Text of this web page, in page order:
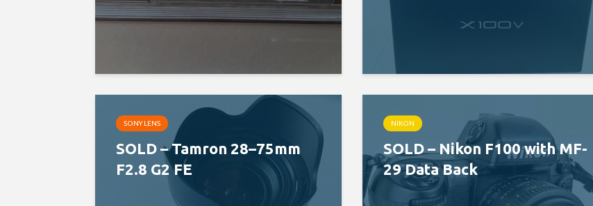
SONY LENS
SOLD – Tamron 28–75mm
F2.8 G2 FE
NIKON
SOLD – Nikon F100 with MF-
29 Data Back